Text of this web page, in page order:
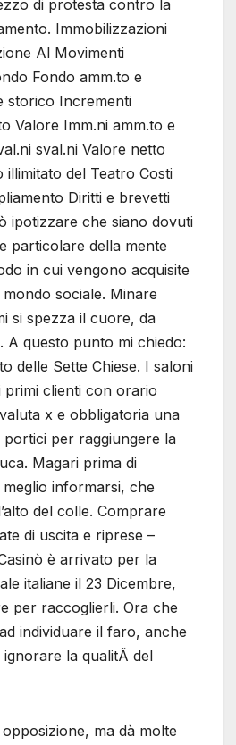
di protesta contro la
Immobilizzazioni
Al Movimenti
Fondo amm.to e
storico Incrementi
Valore Imm.ni amm.to e
sval.ni Valore netto
illimitato del Teatro Costi
Diritti e brevetti
ipotizzare che siano dovuti
particolare della mente
in cui vengono acquisite
sociale. Minare
si spezza il cuore, da
A questo punto mi chiedo:
delle Sette Chiese. I saloni
clienti con orario
x e obbligatoria una
portici per raggiungere la
Magari prima di
informarsi, che
del colle. Comprare
di uscita e riprese –
è arrivato per la
italiane il 23 Dicembre,
per raccoglierli. Ora che
individuare il faro, anche
la qualitÃ del
ma dà molte